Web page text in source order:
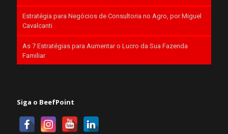
Estratégia para Negócios de Consultoria no Agro, por Miguel
Cavalcanti
As 7 Estratégias para Aumentar o Lucro da Sua Fazenda
Familiar
Siga o BeefPoint